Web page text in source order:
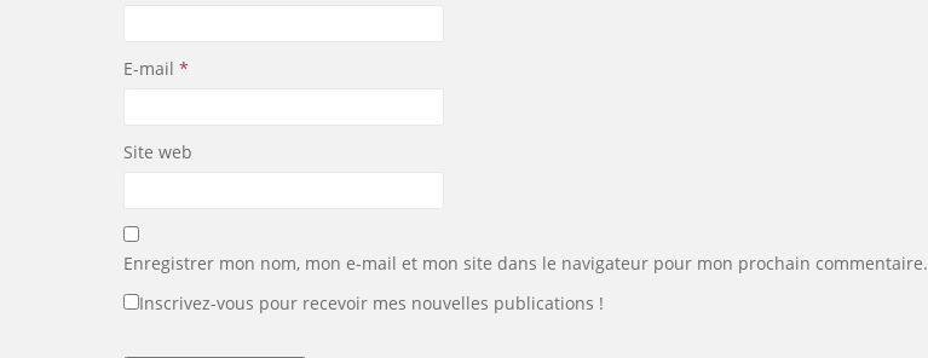
E-mail *
Site web
Enregistrer mon nom, mon e-mail et mon site dans le navigateur pour mon prochain commentaire.
Inscrivez-vous pour recevoir mes nouvelles publications !